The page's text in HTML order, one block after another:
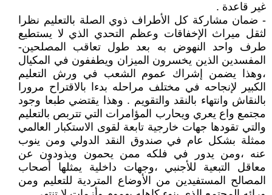
غير قاعدة .
- ضمان مشاركة كل الأطراف ذوي الصلة بالتعليم نظرا
لثقل ميراث الإخفاقات وعظم التحدي الذي لا يستطيع
طرف واحد النهوض به بعد طول تعاقب المصلحين-
المفسدين الذين يخسرون الميزان ويطففون في المكيال
،وهذا يضمن إشراك عموم الشعب في ورش التعليم
الكبير لإنجاحه في مختلف مراحله بدءا بالاقتراح مرورا
بالنقاش وانتهاء بالنقد والتقويم . وهذا يقتضي طبعا وجود
مجتمع واع يعري ويحارب المؤامرات التي تتربص بالتعليم
والتي تقودها جهات خارجية تابعة لقوى الاستكبار العالمي
ممثلة بشكل عام في صندوق النقد الدولي ومن ينوب
عنه ،ومن يدور في فلكه ممن يحمون ويذودون عن
معاقل التبعية للأجنبي ،وجهات داخلية يمثلها أصحاب
المصالح المستفيدين من الأوضاع المتردية للتعليم ومن